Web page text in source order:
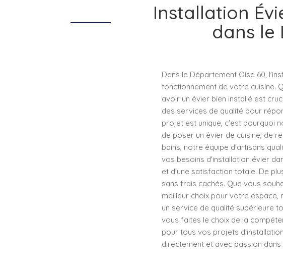
Installation
dans le
Dans le Département Oise 60,
fonctionnement de votre cuisine.
avoir un évier bien installé est
des services de qualité pour
projet est unique, c'est pourquoi
de poser un évier de cuisine, de
bains, notre équipe d'artisans
vos besoins d'installation évier
et d'une satisfaction totale. De
sans frais cachés. Que vous
meilleur choix pour votre
un service de qualité supérieure
vous faites le choix de la
pour tous vos projets
directement et avec passion dans